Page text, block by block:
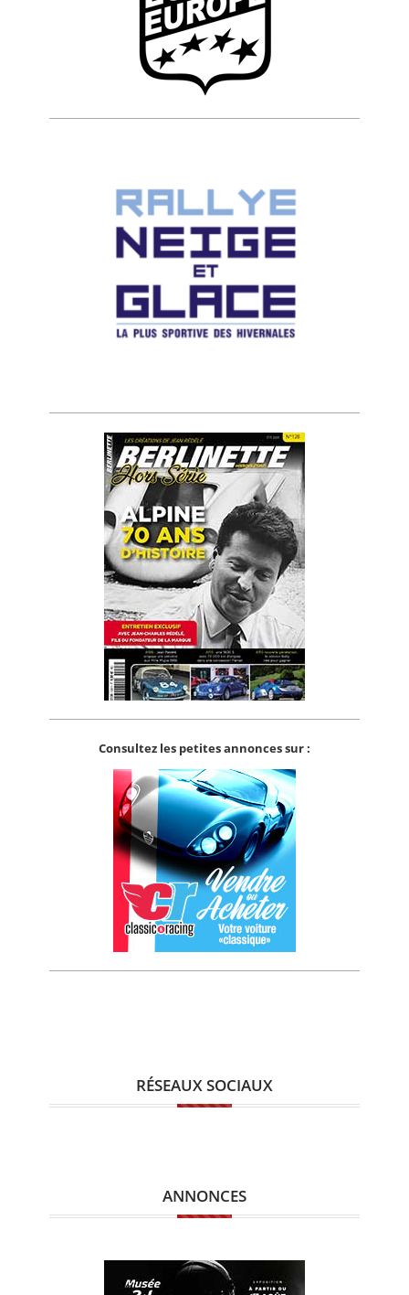
Consultez les petites annonces sur :
RÉSEAUX SOCIAUX
ANNONCES